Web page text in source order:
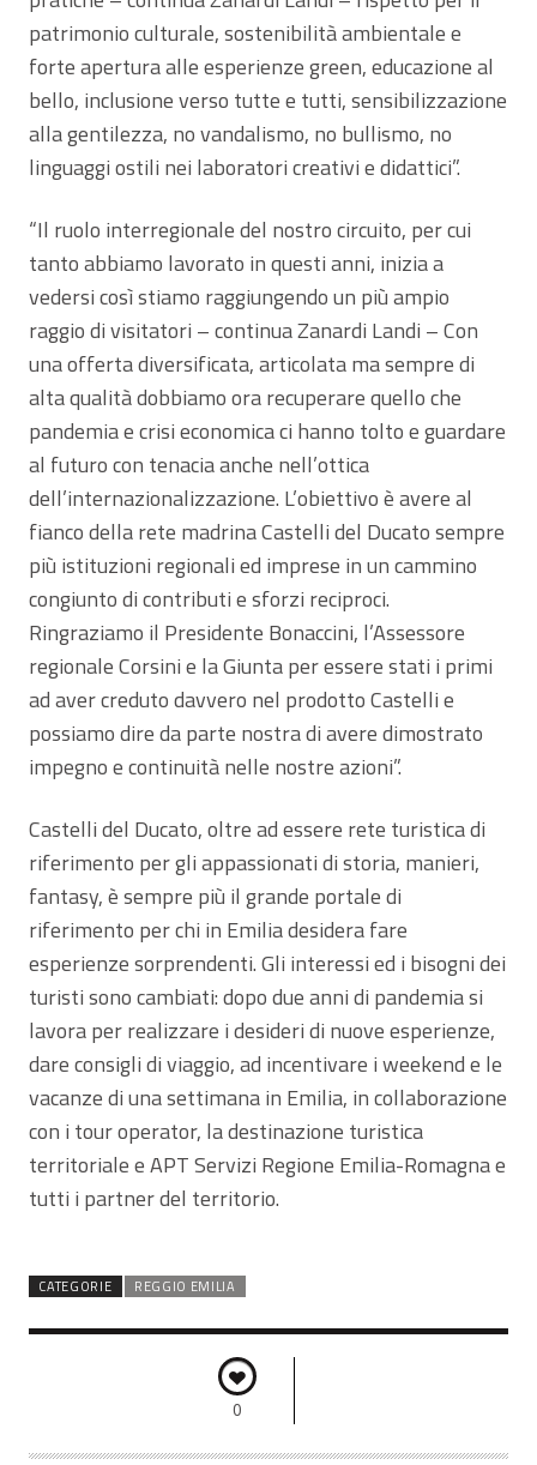
patrimonio culturale, sostenibilità ambientale e
forte apertura alle esperienze green, educazione al
bello, inclusione verso tutte e tutti, sensibilizzazione
alla gentilezza, no vandalismo, no bullismo, no
linguaggi ostili nei laboratori creativi e didattici”.
“Il ruolo interregionale del nostro circuito, per cui
tanto abbiamo lavorato in questi anni, inizia a
vedersi così stiamo raggiungendo un più ampio
raggio di visitatori – continua Zanardi Landi – Con
una offerta diversificata, articolata ma sempre di
alta qualità dobbiamo ora recuperare quello che
pandemia e crisi economica ci hanno tolto e guardare
al futuro con tenacia anche nell’ottica
dell’internazionalizzazione. L’obiettivo è avere al
fianco della rete madrina Castelli del Ducato sempre
più istituzioni regionali ed imprese in un cammino
congiunto di contributi e sforzi reciproci.
Ringraziamo il Presidente Bonaccini, l’Assessore
regionale Corsini e la Giunta per essere stati i primi
ad aver creduto davvero nel prodotto Castelli e
possiamo dire da parte nostra di avere dimostrato
impegno e continuità nelle nostre azioni”.
Castelli del Ducato, oltre ad essere rete turistica di
riferimento per gli appassionati di storia, manieri,
fantasy, è sempre più il grande portale di
riferimento per chi in Emilia desidera fare
esperienze sorprendenti. Gli interessi ed i bisogni dei
turisti sono cambiati: dopo due anni di pandemia si
lavora per realizzare i desideri di nuove esperienze,
dare consigli di viaggio, ad incentivare i weekend e le
vacanze di una settimana in Emilia, in collaborazione
con i tour operator, la destinazione turistica
territoriale e APT Servizi Regione Emilia-Romagna e
tutti i partner del territorio.
CATEGORIE REGGIO EMILIA
0